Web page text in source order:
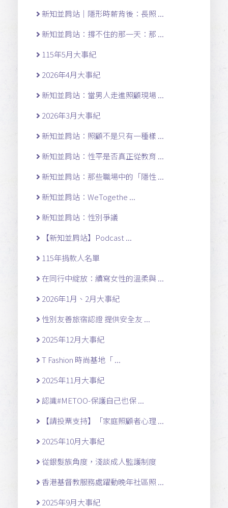
新知並肩站｜隱形時薪背後：長照 ...
新知並肩站：撐不住的那一天：那 ...
115年5月大事紀
2026年4月大事紀
新知並肩站：當男人走進照顧現場 ...
2026年3月大事紀
新知並肩站：照顧不是只有一種樣 ...
新知並肩站：性平是否真正從教育 ...
新知並肩站：那些職場中的「隱性 ...
新知並肩站：WeTogethe ...
新知並肩站：性別爭議
【新知並肩站】Podcast ...
115年捐款人名單
在同行中綻放：續寫女性的溫柔與 ...
2026年1月、2月大事紀
性別友善旅宿認證 提供安全友 ...
2025年12月大事紀
T Fashion 時尚基地「 ...
2025年11月大事紀
認識#METOO-保護自己也保 ...
【請投票支持】「家庭照顧者心理 ...
2025年10月大事紀
從銀髮族角度，淺談成人監護制度
香港基督教服務處躍動晚年社區照 ...
2025年9月大事紀